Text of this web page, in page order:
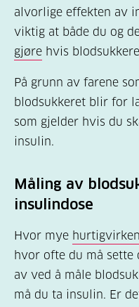
alvorlige effekten av
viktig at både du og
gjøre hvis
På grunn av farene
blodsukkeret blir for
som gjelder hvis du
insulin.
Måling av
insulindose
Hvor mye
hvor ofte du må
av ved å måle
må du ta insulin. Er